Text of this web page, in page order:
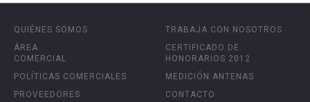
QUIÉNES SOMOS
ÁREA
COMERCIAL
POLÍTICAS COMERCIALES
PROVEEDORES
TRABAJA CON NOSOTROS
CERTIFICADO DE
HONORARIOS 2012
MEDICIÓN ANTENAS
CONTACTO